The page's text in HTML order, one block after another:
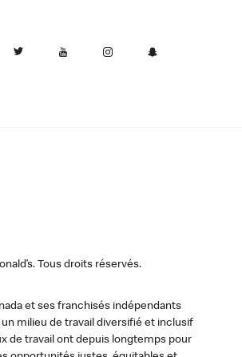
Tous droits réservés.
et ses franchisés indépendants
milieu de travail diversifié et inclusif
de travail ont depuis longtemps pour